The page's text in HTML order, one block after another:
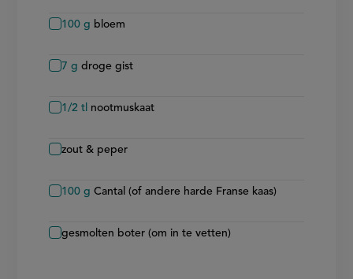
100 g bloem
7 g droge gist
1/2 tl nootmuskaat
zout & peper
100 g Cantal (of andere harde Franse kaas)
gesmolten boter (om in te vetten)